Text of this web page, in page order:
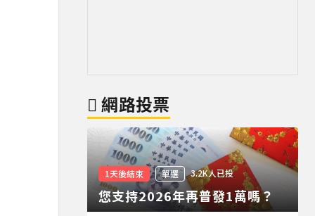
網路投票
1天後結束 單選 3.2K人已投
您支持2026年再普發1萬嗎？